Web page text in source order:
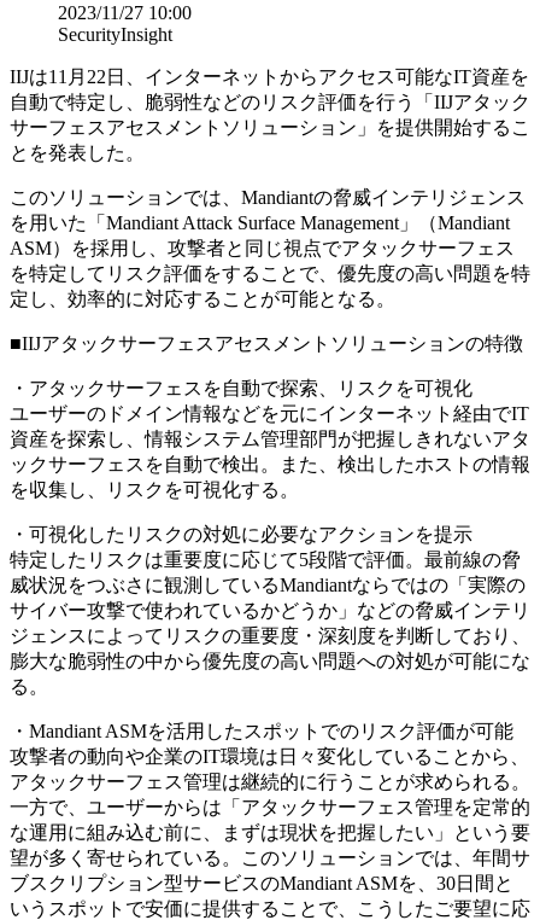
2023/11/27 10:00
SecurityInsight
IIJは11月22日、インターネットからアクセス可能なIT資産を
自動で特定し、脆弱性などのリスク評価を行う「IIJアタック
サーフェスアセスメントソリューション」を提供開始するこ
とを発表した。
このソリューションでは、Mandiantの脅威インテリジェンス
を用いた「Mandiant Attack Surface Management」（Mandiant
ASM）を採用し、攻撃者と同じ視点でアタックサーフェス
を特定してリスク評価をすることで、優先度の高い問題を特
定し、効率的に対応することが可能となる。
■IIJアタックサーフェスアセスメントソリューションの特徴
・アタックサーフェスを自動で探索、リスクを可視化
ユーザーのドメイン情報などを元にインターネット経由でIT
資産を探索し、情報システム管理部門が把握しきれないアタ
ックサーフェスを自動で検出。また、検出したホストの情報
を収集し、リスクを可視化する。
・可視化したリスクの対処に必要なアクションを提示
特定したリスクは重要度に応じて5段階で評価。最前線の脅
威状況をつぶさに観測しているMandiantならではの「実際の
サイバー攻撃で使われているかどうか」などの脅威インテリ
ジェンスによってリスクの重要度・深刻度を判断しており、
膨大な脆弱性の中から優先度の高い問題への対処が可能にな
る。
・Mandiant ASMを活用したスポットでのリスク評価が可能
攻撃者の動向や企業のIT環境は日々変化していることから、
アタックサーフェス管理は継続的に行うことが求められる。
一方で、ユーザーからは「アタックサーフェス管理を定常的
な運用に組み込む前に、まずは現状を把握したい」という要
望が多く寄せられている。このソリューションでは、年間サ
ブスクリプション型サービスのMandiant ASMを、30日間と
いうスポットで安価に提供することで、こうしたご要望に応